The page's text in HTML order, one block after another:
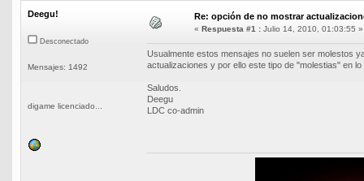
Deegu!
Desconectado
Mensajes: 1492
digame licenciado...
Re: opción de no mostrar
« Respuesta #1 : Julio 14, 2010, 01:03:55 »
Usualmente estos mensajes no suelen ser molestos
actualizaciones y por ello este tipo de "molestias" en
Saludos.
Deegu
LDC co-admin